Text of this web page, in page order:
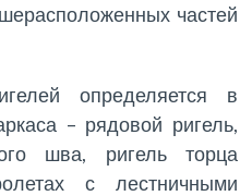
частей
определяется в
– рядовой ригель,
шва, ригель торца
с лестничными